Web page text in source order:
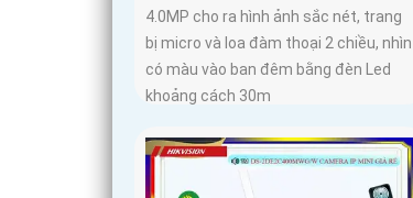
4.0MP cho ra hình ảnh sắc nét, trang
bị micro và loa đàm thoại 2 chiều, nhìn
có màu vào ban đêm bằng đèn Led
khoảng cách 30m